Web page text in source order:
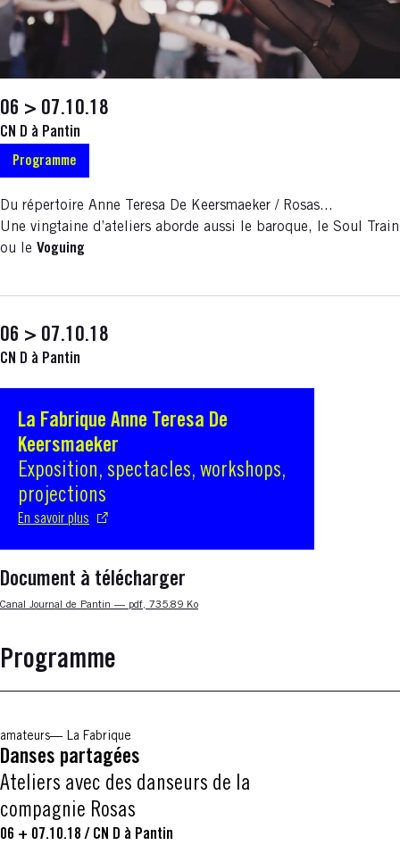
06 > 07.10.18
CN D à Pantin
Programme
Du répertoire Anne Teresa De Keersmaeker / Rosas...
Une vingtaine d’ateliers aborde aussi le baroque, le Soul Train
ou le Voguing
06 > 07.10.18
CN D à Pantin
La Fabrique Anne Teresa De
Keersmaeker
Exposition, spectacles, workshops,
projections
En savoir plus
S'ouvre dans une nouvelle fenêtre
Document à télécharger
Nouvelle fenêtre
Canal Journal de Pantin — pdf, 735.89 Ko
Programme
amateurs La Fabrique
Danses partagées
Ateliers avec des danseurs de la
compagnie Rosas
06 + 07.10.18 / CN D à Pantin